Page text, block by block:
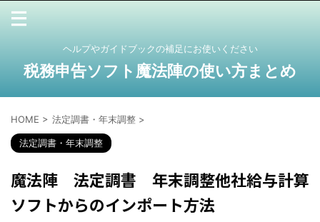
ヘルプやガイドブックの補足にお使いください
税務申告ソフト魔法陣の使い方まとめ
HOME > 法定調書・年末調整 >
法定調書・年末調整
魔法陣 法定調書 年末調整他社給与計算
ソフトからのインポート方法